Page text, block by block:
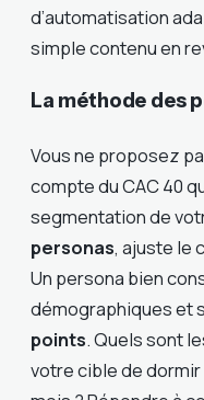
d’automatisation
simple contenu en
La méthode des
Vous ne proposez
compte du CAC 40
segmentation de
personas, ajuste le
Un persona bien
démographiques et
points. Quels sont
votre cible de